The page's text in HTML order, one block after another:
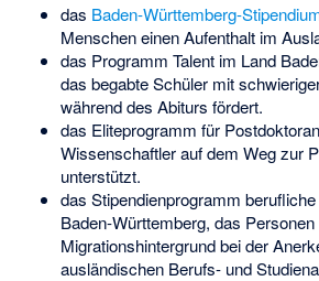
das Baden-Württemberg-
Menschen einen Aufenthalt im
das Programm Talent im Land
das begabte Schüler mit
während des Abiturs fördert.
das Eliteprogramm für
Wissenschaftler auf dem Weg zur
unterstützt.
das Stipendienprogramm
Baden-Württemberg, das Personen
Migrationshintergrund bei der
ausländischen Berufs- und